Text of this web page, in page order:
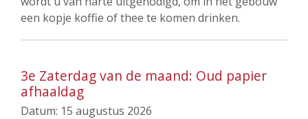
een kopje koffie of thee te komen drinken.
3e Zaterdag van de maand: Oud papier
afhaaldag
Datum: 15 augustus 2026